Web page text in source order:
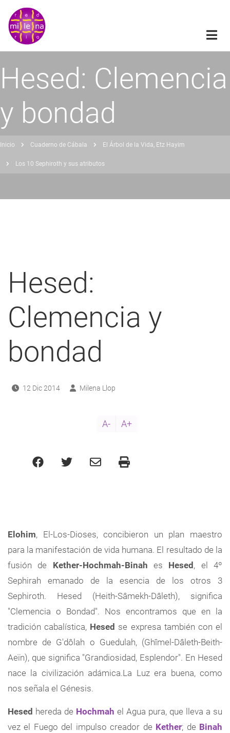
Pasar
contenido
principal
Hesed: Clemencia
y bondad
Inicio Cuaderno de Cábala El Árbol de la Vida, Etz Hayim
Los 10 Sephiroth y sus atributos
Hesed:
Clemencia y
bondad
12 Dic 2014 Milena Llop
A- A+
Elohim, El-Los-Dioses, concibieron un plan maestro
para la manifestación de vida humana. El resultado de la
fusión de Kether-Hochmah-Binah es Hesed , el 4º
Sephirah emanado de la esencia de los otros 3
Sephiroth. Hesed (Heith-Sâmekh-Dâleth), significa
"Clemencia o Bondad". Nos encontramos que en la
tradición cabalística, Hesed se expresa también con el
nombre de G'dôlah o Guedulah, (Ghîmel-Dâleth-Beith-
Aeïn), que significa "Grandiosidad, Esplendor". En Hesed
nace la civilización adámica.La Luz era buena, como
nos señala el Génesis.
Hesed hereda de Hochmah el Agua pura, que lleva a su
vez el Fuego del impulso creador de Kether; de Binah